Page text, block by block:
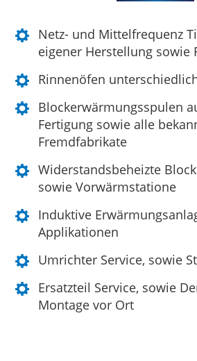
Netz- und Mittelfrequenz
eigener Herstellung sowie
Rinnenöfen
Blockerwärmungsspulen
Fertigung sowie alle
Fremdfabrikate
Widerstandsbeheizte
sowie Vorwärmstatione
Induktive
Applikationen
Umrichter Service, sowie
Ersatzteil Service, sowie
Montage vor Ort